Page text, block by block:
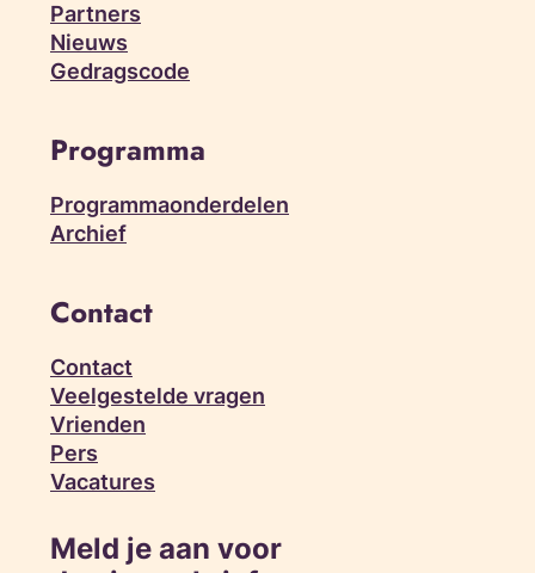
Partners
Nieuws
Gedragscode
Programma
Programmaonderdelen
Archief
Contact
Contact
Veelgestelde vragen
Vrienden
Pers
Vacatures
Meld je aan voor